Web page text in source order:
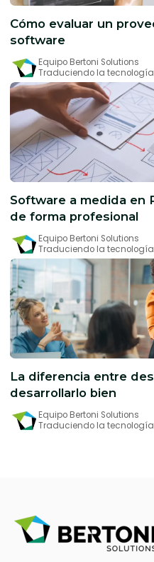
Cómo evaluar un
software
Equipo Bertoni Solutions
Traduciendo la tecnología
Software a medida en
de forma profesional
Equipo Bertoni Solutions
Traduciendo la tecnología
La diferencia entre
desarrollarlo bien
Equipo Bertoni Solutions
Traduciendo la tecnología